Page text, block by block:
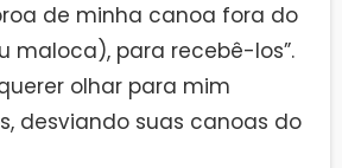
de minha canoa fora do
maloca), para recebê-los”.
olhar para mim
desviando suas canoas do